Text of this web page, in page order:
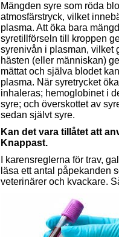
Mängden syre som röda
atmosfärstryck, vilket
plasma. Att öka bara
syretillförseln till kroppen
syrenivån i plasman, vilket
hästen (eller människan)
mättat och själva blodet
plasma. När syretrycket
inhaleras; hemoglobinet i
syre; och överskottet av
sedan självt syre.
Kan det vara tillåtet att
Knappast.
I karensreglerna för trav,
läsa ett antal påpekanden
veterinärer och kvackare.